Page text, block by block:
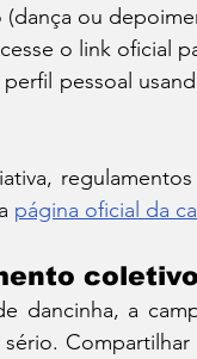
(dança ou
o link oficial
pessoal
página oficial da
coletivo
dancinha, a